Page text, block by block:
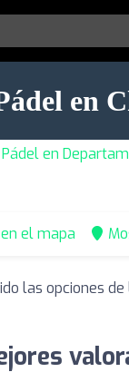
en
en
el mapa
las opciones